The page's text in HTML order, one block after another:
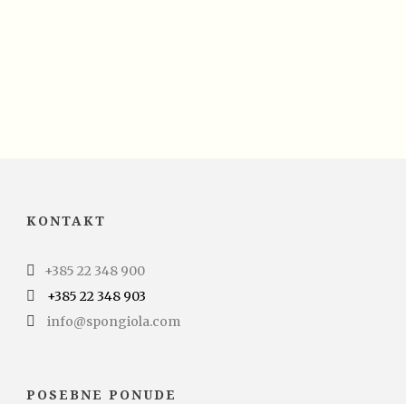
KONTAKT
+385 22 348 900
+385 22 348 903
info@spongiola.com
POSEBNE PONUDE